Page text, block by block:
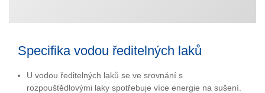
Specifika vodou ředitelných laků
U vodou ředitelných laků se ve srovnání s
rozpouštědlovými laky spotřebuje více energie na sušení.